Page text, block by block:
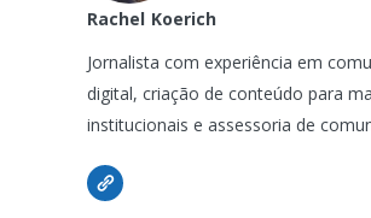
Rachel Koerich
Jornalista com experiência em
digital, criação de conteúdo para
institucionais e assessoria de